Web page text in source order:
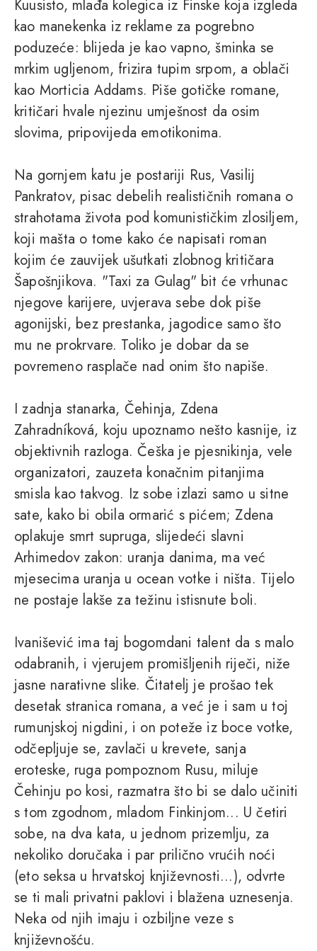
Kuusisto, mlađa kolegica iz Finske koja izgleda
kao manekenka iz reklame za pogrebno
poduzeće: blijeda je kao vapno, šminka se
mrkim ugljenom, frizira tupim srpom, a oblači
kao Morticia Addams. Piše gotičke romane,
kritičari hvale njezinu umješnost da osim
slovima, pripovijeda emotikonima.
Na gornjem katu je postariji Rus, Vasilij
Pankratov, pisac debelih realističnih romana o
strahotama života pod komunističkim zlosiljem,
koji mašta o tome kako će napisati roman
kojim će zauvijek ušutkati zlobnog kritičara
Šapošnjikova. "Taxi za Gulag" bit će vrhunac
njegove karijere, uvjerava sebe dok piše
agonijski, bez prestanka, jagodice samo što
mu ne prokrvare. Toliko je dobar da se
povremeno rasplače nad onim što napiše.
I zadnja stanarka, Čehinja, Zdena
Zahradníková, koju upoznamo nešto kasnije, iz
objektivnih razloga. Češka je pjesnikinja, vele
organizatori, zauzeta konačnim pitanjima
smisla kao takvog. Iz sobe izlazi samo u sitne
sate, kako bi obila ormarić s pićem; Zdena
oplakuje smrt supruga, slijedeći slavni
Arhimedov zakon: uranja danima, ma već
mjesecima uranja u ocean votke i ništa. Tijelo
ne postaje lakše za težinu istisnute boli.
Ivanišević ima taj bogomdani talent da s malo
odabranih, i vjerujem promišljenih riječi, niže
jasne narativne slike. Čitatelj je prošao tek
desetak stranica romana, a već je i sam u toj
rumunjskoj nigdini, i on poteže iz boce votke,
odčepljuje se, zavlači u krevete, sanja
eroteske, ruga pompoznom Rusu, miluje
Čehinju po kosi, razmatra što bi se dalo učiniti
s tom zgodnom, mladom Finkinjom... U četiri
sobe, na dva kata, u jednom prizemlju, za
nekoliko doručaka i par prilično vrućih noći
(eto seksa u hrvatskoj književnosti...), odvrte
se ti mali privatni paklovi i blažena uznesenja.
Neka od njih imaju i ozbiljne veze s
književnošću.